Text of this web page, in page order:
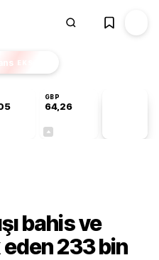
EKSTRA
GBP
64,26
bahis ve
eden 233 bin